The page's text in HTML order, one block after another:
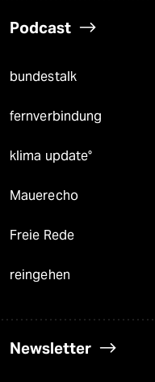
Podcast
bundestalk
fernverbindung
klima update°
Mauerecho
Freie Rede
reingehen
Newsletter